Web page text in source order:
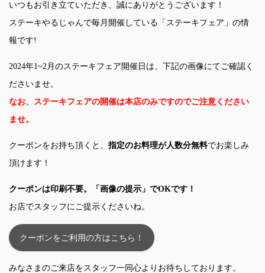
いつもお引き立ていただき、誠にありがとうございます！
ステーキやるじゃんで毎月開催している「ステーキフェア」の情
報です!
2024年1~2月のステーキフェア開催日は、下記の画像にてご確認く
ださいませ。
なお、ステーキフェアの開催は本店のみですのでご注意ください
ませ。
クーポンをお持ち頂くと、 指定のお料理が人数分無料でお楽しみ
頂けます！
クーポンは印刷不要。「画像の提示」でOKです！
お店でスタッフにご提示くださいね。
クーポンをご利用の方はこちら！
みなさまのご来店をスタッフ一同心よりお待ちしております。